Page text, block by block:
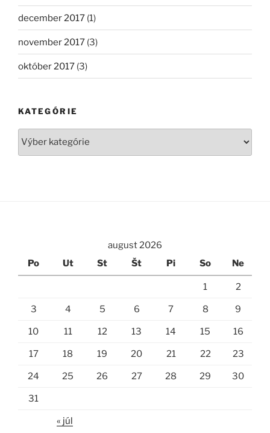
december 2017 (1)
november 2017 (3)
október 2017 (3)
KATEGÓRIE
Kategórie
august 2026
Po
Ut St Št Pi So Ne
1 2
3 4 5 6 7 8 9
10 11 12 13 14 15 16
17 18 19 20 21 22 23
24 25 26 27 28 29 30
31
« júl